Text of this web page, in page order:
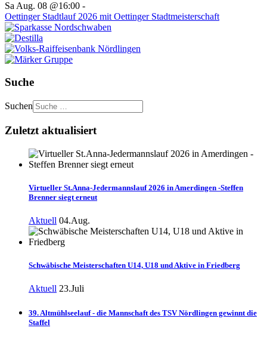
Sa Aug. 08 @16:00 -
Oettinger Stadtlauf 2026 mit Oettinger Stadtmeisterschaft
Suche
Suchen
Zuletzt aktualisiert
Virtueller St.Anna-Jedermannslauf 2026 in Amerdingen -Steffen
Brenner siegt erneut
Aktuell 04.Aug.
Schwäbische Meisterschaften U14, U18 und Aktive in Friedberg
Aktuell 23.Juli
39. Altmühlseelauf - die Mannschaft des TSV Nördlingen gewinnt die
Staffel